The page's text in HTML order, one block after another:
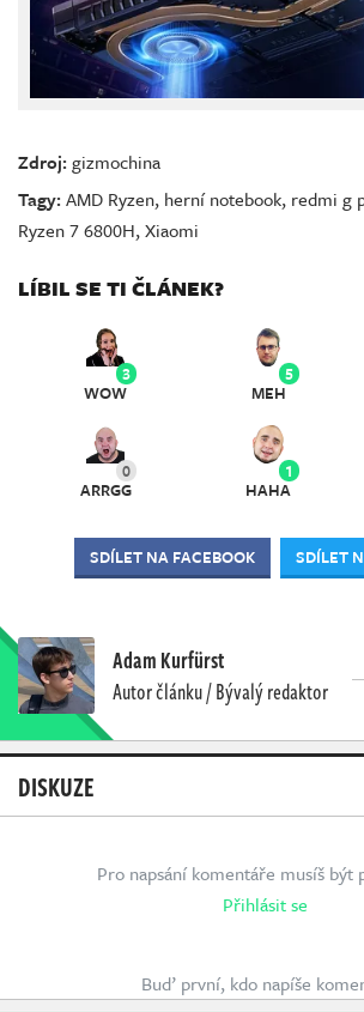
Zdroj:gizmochina
Tagy:AMD Ryzen, herní notebook, redmi g
Ryzen 7 6800H,Xiaomi
LÍBIL SE TI ČLÁNEK?
3
WOW
5
MEH
0
ARRGG
1
HAHA
SDÍLET NA FACEBOOK SDÍLET
Adam Kurfürst
Autor článku / Bývalý redaktor
DISKUZE
Pro napsání komentáře musíš být
Přihlásit se
Buď první, kdo napíše